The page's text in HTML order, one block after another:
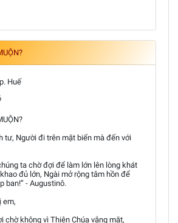
Huế
tư, Người đi trên mặt biển mà đến với
ta chờ đợi để làm lớn lên lòng khát
đủ lớn, Ngài mở rộng tâm hồn để
ban!” - Augustinô.
em,
chờ không vì Thiên Chúa vắng mặt,